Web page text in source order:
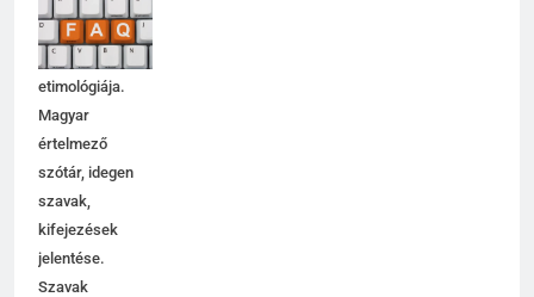
magyarázata,
használata,
etimológiája.
Magyar
értelmező
szótár, idegen
szavak,
kifejezések
jelentése.
Szavak